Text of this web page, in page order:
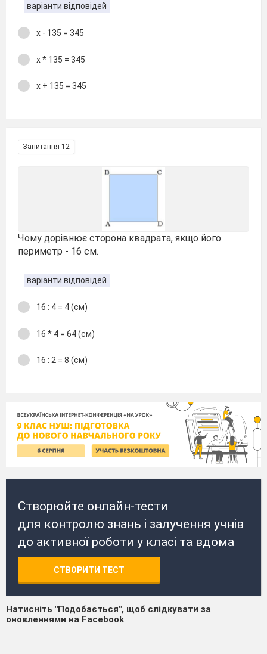
варіанти відповідей
х - 135 = 345
х * 135 = 345
х + 135 = 345
Запитання 12
Чому дорівнює сторона квадрата, якщо його
периметр - 16 см.
варіанти відповідей
16 : 4 = 4 (см)
16 * 4 = 64 (см)
16 : 2 = 8 (см)
Створюйте онлайн-тести
для контролю знань і залучення учнів
до активної роботи у класі та вдома
СТВОРИТИ ТЕСТ
Натисніть "Подобається", щоб слідкувати за
оновленнями на Facebook